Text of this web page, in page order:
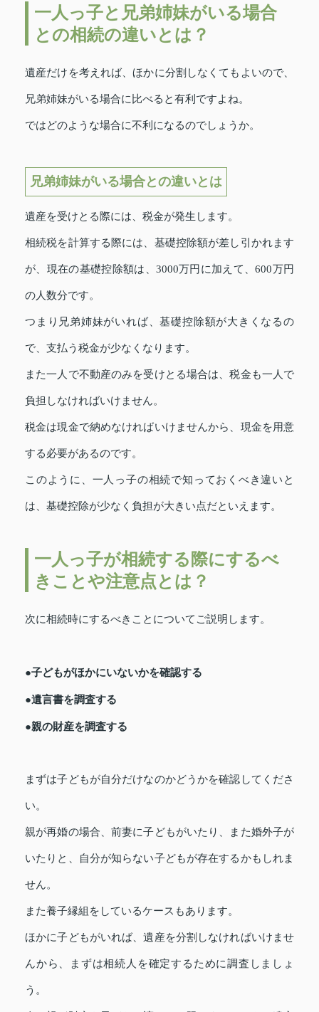
一人っ子と兄弟姉妹がいる場合
との相続の違いとは？
遺産だけを考えれば、ほかに分割しなくてもよいので、
兄弟姉妹がいる場合に比べると有利ですよね。
ではどのような場合に不利になるのでしょうか。
兄弟姉妹がいる場合との違いとは
遺産を受けとる際には、税金が発生します。
相続税を計算する際には、基礎控除額が差し引かれます
が、現在の基礎控除額は、3000万円に加えて、600万円
の人数分です。
つまり兄弟姉妹がいれば、基礎控除額が大きくなるの
で、支払う税金が少なくなります。
また一人で不動産のみを受けとる場合は、税金も一人で
負担しなければいけません。
税金は現金で納めなければいけませんから、現金を用意
する必要があるのです。
このように、一人っ子の相続で知っておくべき違いと
は、基礎控除が少なく負担が大きい点だといえます。
一人っ子が相続する際にするべ
きことや注意点とは？
次に相続時にするべきことについてご説明します。
●子どもがほかにいないかを確認する
●遺言書を調査する
●親の財産を調査する
まずは子どもが自分だけなのかどうかを確認してくださ
い。
親が再婚の場合、前妻に子どもがいたり、また婚外子が
いたりと、自分が知らない子どもが存在するかもしれま
せん。
また養子縁組をしているケースもあります。
ほかに子どもがいれば、遺産を分割しなければいけませ
んから、まずは相続人を確定するために調査しましょ
う。